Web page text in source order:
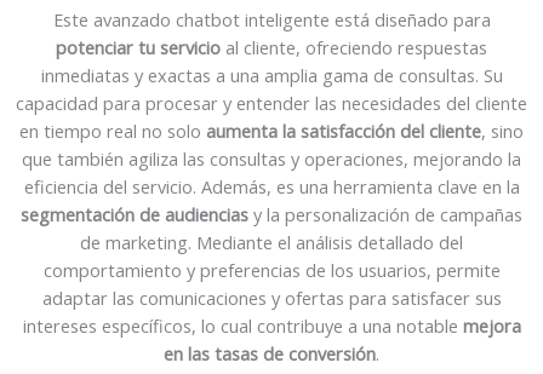
Este avanzado chatbot inteligente está diseñado para
potenciar tu servicio al cliente, ofreciendo respuestas
inmediatas y exactas a una amplia gama de consultas. Su
capacidad para procesar y entender las necesidades del cliente
en tiempo real no solo aumenta la satisfacción del cliente, sino
que también agiliza las consultas y operaciones, mejorando la
eficiencia del servicio. Además, es una herramienta clave en la
segmentación de audiencias y la personalización de campañas
de marketing. Mediante el análisis detallado del
comportamiento y preferencias de los usuarios, permite
adaptar las comunicaciones y ofertas para satisfacer sus
intereses específicos, lo cual contribuye a una notable mejora
en las tasas de conversión.